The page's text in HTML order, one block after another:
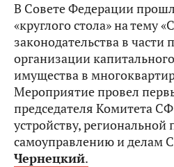
В Совете Федерации
«круглого стола» на тему
законодательства в
организации
имущества в
Мероприятие провел
председателя Комитета
устройству,
самоуправлению и делам
Чернецкий.